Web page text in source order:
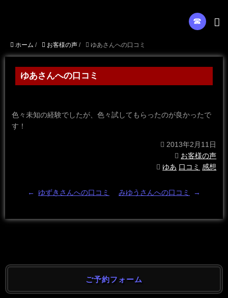
☎︎
ホーム / お客様の声 / ゆあさんへの口コミ
ゆあさんへの口コミ
色々未知の経験でしたが、色々試してもらったのが良かったで
す！
2013年2月11日
お客様の声
ゆあ 口コミ 感想
← ゆずきさんへの口コミ みゆうさんへの口コミ →
ご予約フォーム